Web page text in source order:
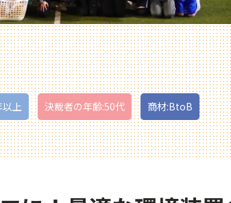
上 決裁者の年齢:50代 商材:BtoB